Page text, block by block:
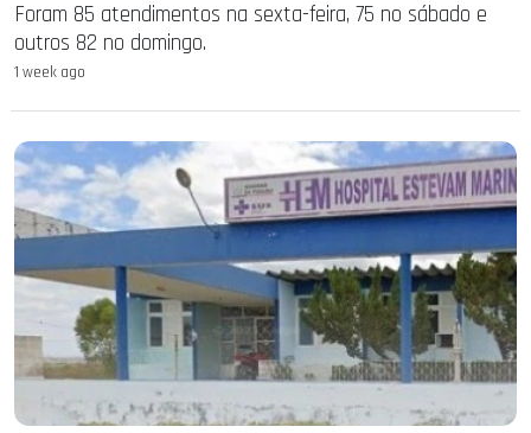
Foram 85 atendimentos na sexta-feira, 75 no sábado e
outros 82 no domingo.
1 week ago